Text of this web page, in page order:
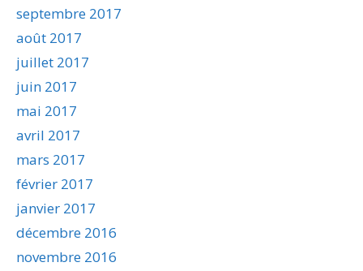
septembre 2017
août 2017
juillet 2017
juin 2017
mai 2017
avril 2017
mars 2017
février 2017
janvier 2017
décembre 2016
novembre 2016